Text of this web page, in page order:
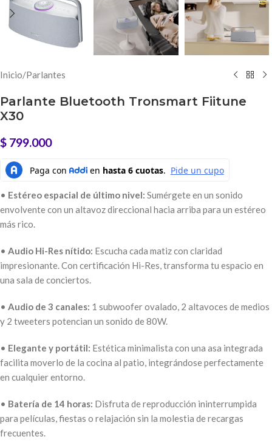
Inicio/Parlantes
Parlante Bluetooth Tronsmart Fiitune
X30
$ 799.000
• Estéreo espacial de último nivel: Sumérgete en un sonido
envolvente con un altavoz direccional hacia arriba para un estéreo
más rico.
• Audio Hi-Res nítido: Escucha cada matiz con claridad
impresionante. Con certificación Hi-Res, transforma tu espacio en
una sala de conciertos.
• Audio de 3 canales: 1 subwoofer ovalado, 2 altavoces de medios
y 2 tweeters potencian un sonido de 80W.
• Elegante y portátil: Estética minimalista con una asa integrada
facilita moverlo de la cocina al patio, integrándose perfectamente
en cualquier entorno.
• Batería de 14 horas: Disfruta de reproducción ininterrumpida
para películas, fiestas o relajación sin la molestia de recargas
frecuentes.